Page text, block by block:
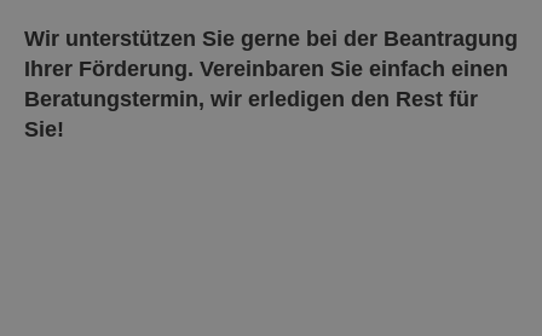
Wir unterstützen Sie gerne bei der Beantragung
Ihrer Förderung. Vereinbaren Sie einfach einen
Beratungstermin, wir erledigen den Rest für
Sie!